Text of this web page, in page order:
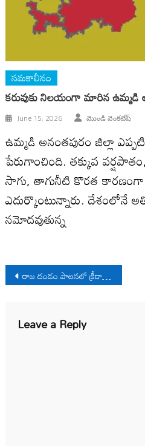
సమకాలీనం
కరువుకు నిలయంగా మారిన ఉమ్మడి
June 15, 2026 మొండి వెంకటేష్
ఉమ్మడి అనంతపురం జిల్లా
పేరుగాంచింది. తక్కువ
సాగు, తాగునీటి కొరత కారణంగా
ఎదుర్కొంటున్నారు. దేశంలోనే
నమోదవుతున్న
Post
navigation
రాజ దండం పాలనలో క్రీడాకారులపై దాడి
Leave a Reply